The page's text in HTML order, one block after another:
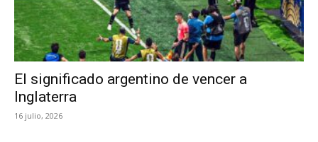
El significado argentino de vencer a
Inglaterra
16 julio, 2026